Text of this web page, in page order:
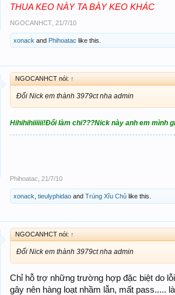
THUA KEO NÀY TA BÀY KEO KHÁC
NGOCANHCT 21/7/10
xonack and Phihoatac like this.
NGOCANHCT nói: ↑
Đổi Nick em thành 3979ct nha admin
Hihihihiiiiii!Đổi làm chi???Nick này anh em mình
Phihoatac 21/7/10
xonack tieulyphidao and Trúng Xĩu Chủ like this.
NGOCANHCT nói: ↑
Đổi Nick em thành 3979ct nha admin
Chỉ hỗ trợ những trường hợp đặc biệt do
gây nên hàng loạt nhầm lẫn, mất pass.....